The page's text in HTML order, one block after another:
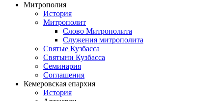
Митрополия
История
Митрополит
Слово Митрополита
Служения митрополита
Святые Кузбасса
Святыни Кузбасса
Семинария
Соглашения
Кемеровская епархия
История